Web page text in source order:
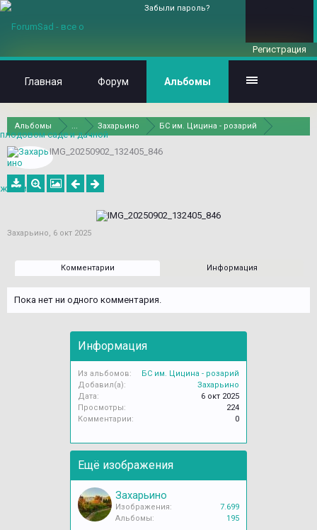
Альбомы ... Захарьино БС им. Цицина - розарий
IMG_20250902_132405_846
Захарьино, 6 окт 2025
Комментарии Информация
Пока нет ни одного комментария.
Информация
Из альбомов:
БС им. Цицина - розарий
Добавил(а):
Захарьино
Дата:
6 окт 2025
Просмотры:
224
Комментарии:
0
Ещё изображения
Захарьино
Изображения:
7.699
Альбомы:
195
Забыли пароль?
Регистрация
Главная Форум Альбомы